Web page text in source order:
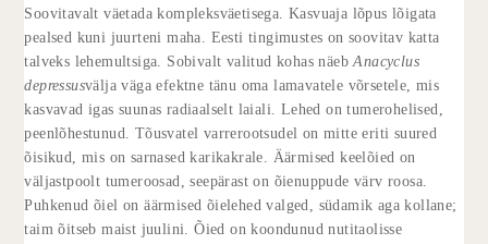
Soovitavalt väetada kompleksväetisega. Kasvuaja lõpus lõigata
pealsed kuni juurteni maha. Eesti tingimustes on soovitav katta
talveks lehemultsiga. Sobivalt valitud kohas näebAnacyclus
depressusvälja väga efektne tänu oma lamavatele võrsetele, mis
kasvavad igas suunas radiaalselt laiali. Lehed on tumerohelised,
peenlõhestunud. Tõusvatel varrerootsudel on mitte eriti suured
õisikud, mis on sarnased karikakrale. Äärmised keelõied on
väljastpoolt tumeroosad, seepärast on õienuppude värv roosa.
Puhkenud õiel on äärmised õielehed valged, südamik aga kollane;
taim õitseb maist juulini. Õied on koondunud nutitaolisse